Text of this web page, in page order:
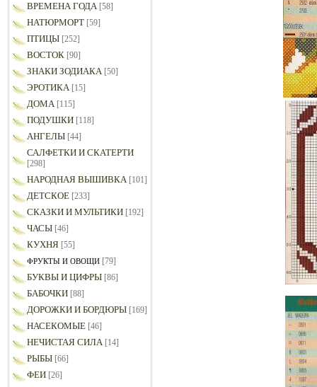
ВРЕМЕНА ГОДА [58]
НАТЮРМОРТ [59]
ПТИЦЫ [252]
ВОСТОК [90]
ЗНАКИ ЗОДИАКА [50]
ЭРОТИКА [15]
ДОМА [115]
ПОДУШКИ [118]
АНГЕЛЫ [44]
САЛФЕТКИ И СКАТЕРТИ
[298]
НАРОДНАЯ ВЫШИВКА [101]
ДЕТСКОЕ [233]
СКАЗКИ И МУЛЬТИКИ [192]
ЧАСЫ [46]
КУХНЯ [55]
ФРУКТЫ И ОВОЩИ [79]
БУКВЫ И ЦИФРЫ [86]
БАБОЧКИ [88]
ДОРОЖКИ И БОРДЮРЫ [169]
НАСЕКОМЫЕ [46]
НЕЧИСТАЯ СИЛА [14]
РЫБЫ [66]
ФЕИ [26]